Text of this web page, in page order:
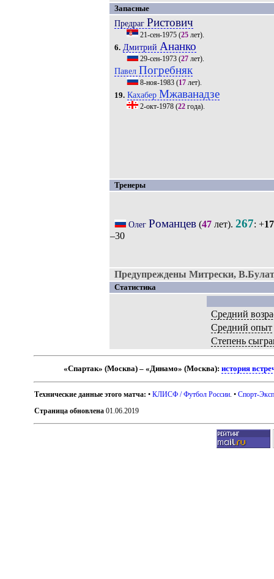
Запасные
Предраг Ристович
21-сен-1975(25лет).
6. Дмитрий Ананко
29-сен-1973(27лет).
Павел Погребняк
8-ноя-1983(17лет).
19. Кахабер Мжаванадзе
2-окт-1978(22года).
Тренеры
Олег Романцев(47лет). 267: +
–30
Предупреждены Митрески,
Статистика
Средний
Средний опыт
Степень
«Спартак» (Москва) – «Динамо» (Москва):история
Технические данные этого матча: •КЛИСФ / Футбол России . •Спорт-
Страница обновлена 01.06.2019